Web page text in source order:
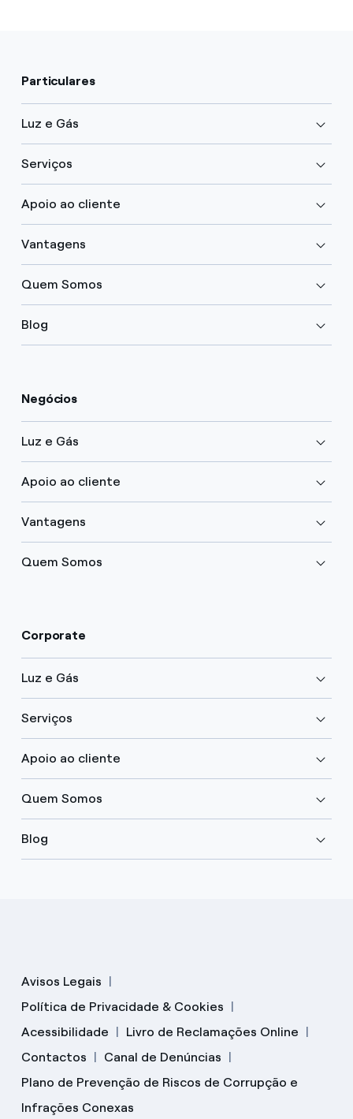
Particulares
Luz e Gás
Serviços
Apoio ao cliente
Vantagens
Quem Somos
Blog
Negócios
Luz e Gás
Apoio ao cliente
Vantagens
Quem Somos
Corporate
Luz e Gás
Serviços
Apoio ao cliente
Quem Somos
Blog
Avisos Legais
Política de Privacidade & Cookies
Acessibilidade
Livro de Reclamações Online
Contactos
Canal de Denúncias
Plano de Prevenção de Riscos de Corrupção e
Infrações Conexas